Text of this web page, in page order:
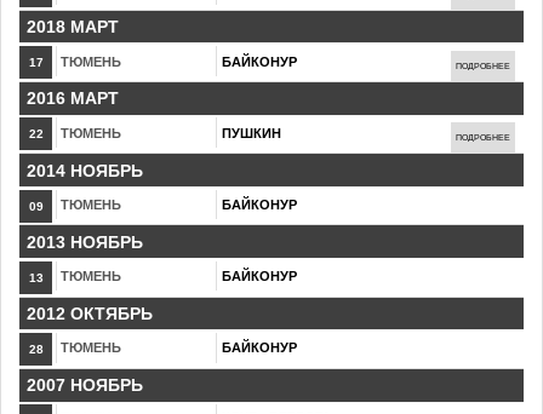
2018 МАРТ
17 ТЮМЕНЬ БАЙКОНУР ПОДРОБНЕЕ
2016 МАРТ
22 ТЮМЕНЬ ПУШКИН ПОДРОБНЕЕ
2014 НОЯБРЬ
09 ТЮМЕНЬ БАЙКОНУР
2013 НОЯБРЬ
13 ТЮМЕНЬ БАЙКОНУР
2012 ОКТЯБРЬ
28 ТЮМЕНЬ БАЙКОНУР
2007 НОЯБРЬ